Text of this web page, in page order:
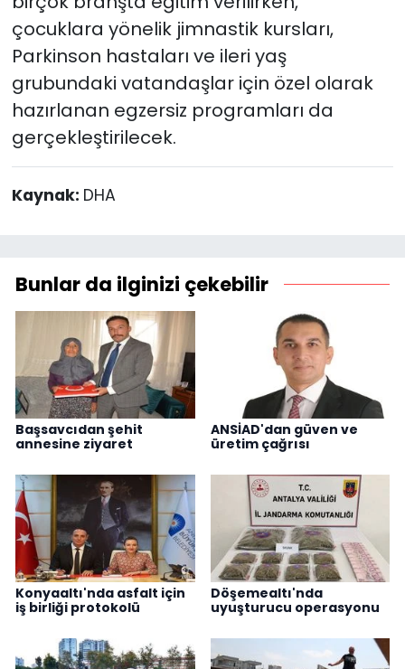
çocuklara yönelik jimnastik kursları,
Parkinson hastaları ve ileri yaş
grubundaki vatandaşlar için özel olarak
hazırlanan egzersiz programları da
gerçekleştirilecek.
Kaynak: DHA
Bunlar da ilginizi çekebilir
Başsavcıdan şehit
annesine ziyaret
ANSİAD'dan güven ve
üretim çağrısı
Konyaaltı'nda asfalt için
iş birliği protokolü
Döşemealtı'nda
uyuşturucu operasyonu